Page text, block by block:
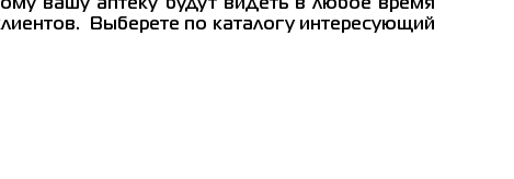
вашу аптеку будут видеть в любое время
Выберете по каталогу интересующий